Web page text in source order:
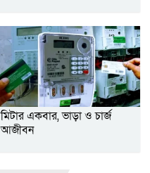
মিটার একবার, ভাড়া ও চার্জ
আজীবন